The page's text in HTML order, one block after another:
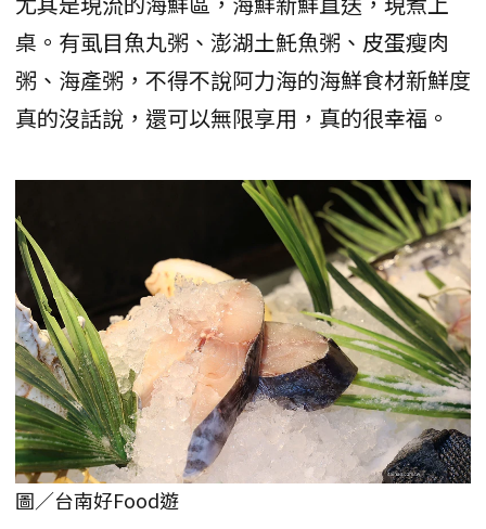
桌。有虱目魚丸粥、澎湖土魠魚粥、皮蛋瘦肉
粥、海產粥，不得不說阿力海的海鮮食材新鮮度
真的沒話說，還可以無限享用，真的很幸福。
圖／台南好Food遊